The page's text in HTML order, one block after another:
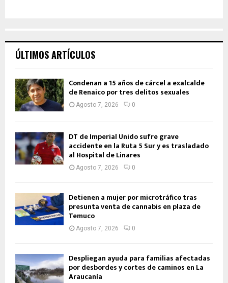
ÚLTIMOS ARTÍCULOS
Condenan a 15 años de cárcel a exalcalde
de Renaico por tres delitos sexuales
Agosto 7, 2026 0
DT de Imperial Unido sufre grave
accidente en la Ruta 5 Sur y es trasladado
al Hospital de Linares
Agosto 7, 2026 0
Detienen a mujer por microtráfico tras
presunta venta de cannabis en plaza de
Temuco
Agosto 7, 2026 0
Despliegan ayuda para familias afectadas
por desbordes y cortes de caminos en La
Araucanía